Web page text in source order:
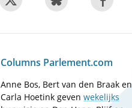
Columns Parlement.com
Anne Bos, Bert van den Braak en
Carla Hoetink gevenwekelijks